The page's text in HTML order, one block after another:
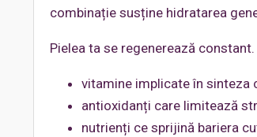
combinație susține hidratarea
Pielea ta se regenerează
vitamine implicate în sinteza
antioxidanți care limitează
nutrienți ce sprijină bariera